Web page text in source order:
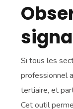
Si tous les
professionnel
tertiaire, et
Cet outil